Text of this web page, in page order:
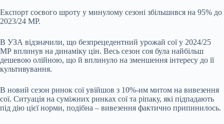
Експорт соєвого шроту у минулому сезоні збільшився на 95% до
2023/24 МР.
В УЗА відзначили, що безпрецедентний урожай сої у 2024/25
МР вплинув на динаміку цін. Весь сезон соя була найбільш
дешевою олійною, що й вплинуло на зменшення інтересу до її
культивування.
В новий сезон ринок сої увійшов з 10%-им митом на вивезення
сої. Ситуація на суміжних ринках сої та ріпаку, які підпадають
під дію цієї норми, подібна – вивезення фактично припинилось.